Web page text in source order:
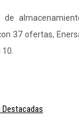
de
37 ofertas,